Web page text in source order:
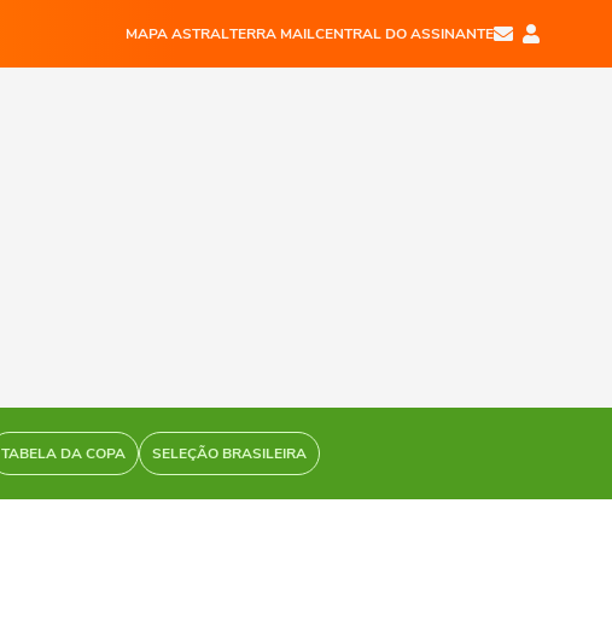
MAPA ASTRALTERRA MAILCENTRAL DO ASSINANTE
TABELA DA COPA SELEÇÃO BRASILEIRA